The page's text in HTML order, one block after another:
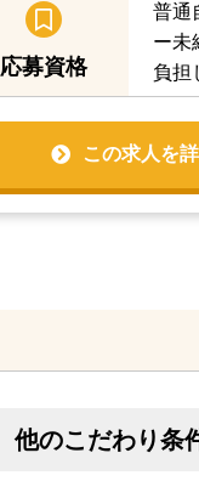
応募資格
普通
ー未
負担
この求人を
他のこだわり条